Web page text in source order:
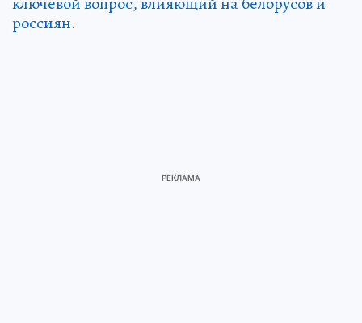
россиян.